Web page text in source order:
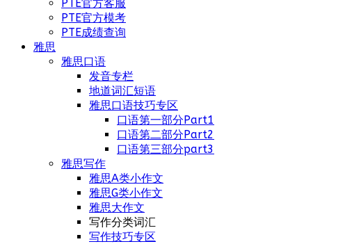
PTE官方客服
PTE官方模考
PTE成绩查询
雅思
雅思口语
发音专栏
地道词汇短语
雅思口语技巧专区
口语第一部分Part1
口语第二部分Part2
口语第三部分part3
雅思写作
雅思A类小作文
雅思G类小作文
雅思大作文
写作分类词汇
写作技巧专区